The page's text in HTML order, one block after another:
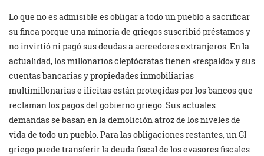
Lo que no es admisible es obligar a todo un pueblo a sacrificar
su finca porque una minoría de griegos suscribió préstamos y
no invirtió ni pagó sus deudas a acreedores extranjeros. En la
actualidad, los millonarios cleptócratas tienen «respaldo» y sus
cuentas bancarias y propiedades inmobiliarias
multimillonarias e ilícitas están protegidas por los bancos que
reclaman los pagos del gobierno griego. Sus actuales
demandas se basan en la demolición atroz de los niveles de
vida de todo un pueblo. Para las obligaciones restantes, un GI
griego puede transferir la deuda fiscal de los evasores fiscales